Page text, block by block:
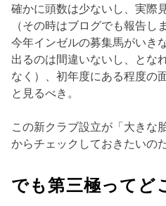
確かに頭数は少ないし、実際
（その時はブログでも報告
今年インゼルの募集馬がいき
出るのは間違いないし、とな
なく）、初年度にある程度の
と見るべき。
この新クラブ設立が「大きな
からチェックしておきたいのだ
でも第三極ってど